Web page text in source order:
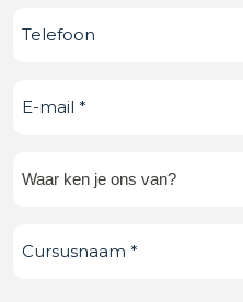
Telefoonnummer
E-
Waar
je
Cursusnaam (Vereist)